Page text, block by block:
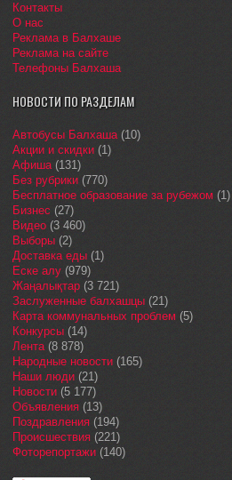
Контакты
О нас
Реклама в Балхаше
Реклама на сайте
Телефоны Балхаша
НОВОСТИ ПО РАЗДЕЛАМ
Автобусы Балхаша(10)
Акции и скидки (1)
Афиша(131)
Без рубрики (770)
Бесплатное образование за рубежом (1)
Бизнес (27)
Видео (3 460)
Выборы (2)
Доставка еды (1)
Еске алу (979)
Жаңалықтар (3 721)
Заслуженные балхашцы (21)
Карта коммунальных проблем (5)
Конкурсы (14)
Лента(8 878)
Народные новости (165)
Наши люди (21)
Новости (5 177)
Объявления (13)
Поздравления (194)
Происшествия (221)
Фоторепортажи (140)